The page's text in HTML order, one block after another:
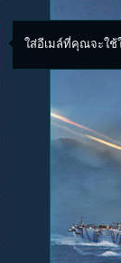
ใส่อีเมล์ที่คุณจะใช้